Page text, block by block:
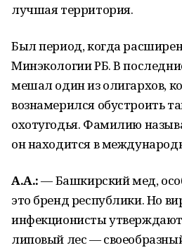
лучшая территория.
Был период, когда
Минэкологии РБ. В
мешал один из олигархов,
вознамерился обустроить
охотугодья. Фамилию
он находится в
А.А.:— Башкирский мед,
это бренд республики. Но
инфекционисты
липовый лес —